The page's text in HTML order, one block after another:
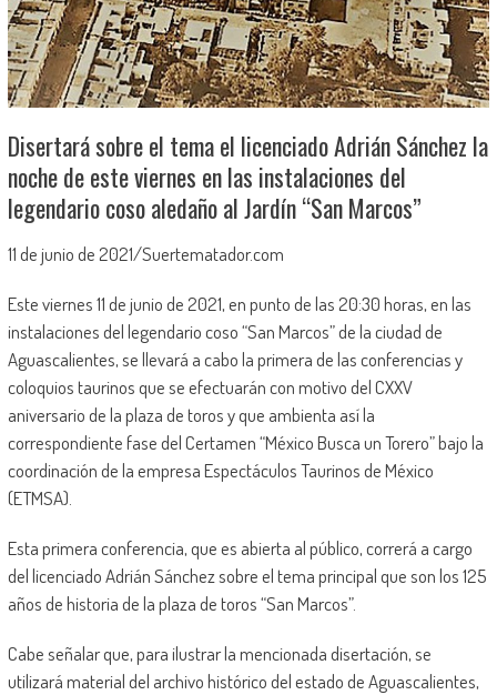
Disertará sobre el tema el licenciado Adrián Sánchez la
noche de este viernes en las instalaciones del
legendario coso aledaño al Jardín “San Marcos”
11 de junio de 2021/Suertematador.com
Este viernes 11 de junio de 2021, en punto de las 20:30 horas, en las
instalaciones del legendario coso “San Marcos” de la ciudad de
Aguascalientes, se llevará a cabo la primera de las conferencias y
coloquios taurinos que se efectuarán con motivo del CXXV
aniversario de la plaza de toros y que ambienta así la
correspondiente fase del Certamen “México Busca un Torero” bajo la
coordinación de la empresa Espectáculos Taurinos de México
(ETMSA).
Esta primera conferencia, que es abierta al público, correrá a cargo
del licenciado Adrián Sánchez sobre el tema principal que son los 125
años de historia de la plaza de toros “San Marcos”.
Cabe señalar que, para ilustrar la mencionada disertación, se
utilizará material del archivo histórico del estado de Aguascalientes,